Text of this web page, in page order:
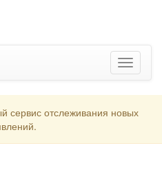
Toggle
navigation
сервис отслеживания новых